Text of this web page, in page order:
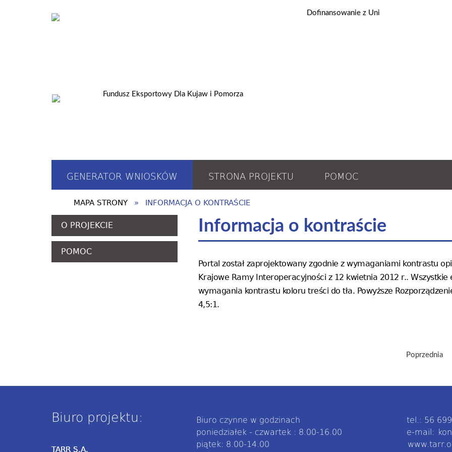
GENERATOR WNIOSKÓW STRONA PROJEKTU POMOC
MAPA STRONY INFORMACJA O KONTRAŚCIE
O PROJEKCIE
POMOC
Informacja o kontraście
Portal został zaprojektowany zgodnie z wymaganiami kontrastu
Krajowe Ramy Interoperacyjności z 12 kwietnia 2012 r..
wymagania kontrastu koloru treści do tła. Powyższe
4,5:1.
Poprzednia
Biuro projektu:
TARR S.A.
Biuro czynne w godzinach
poniedziałek - czwartek : 8.00-16.00
piątek: 8.00-14.00
tel.: 56
e-mail: